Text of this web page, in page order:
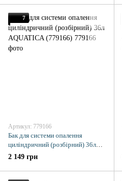
7
Артикул: 779166
Бак для системи опалення
циліндричний (розбірний) 36л
AQUATICA (779166)
2 149 грн